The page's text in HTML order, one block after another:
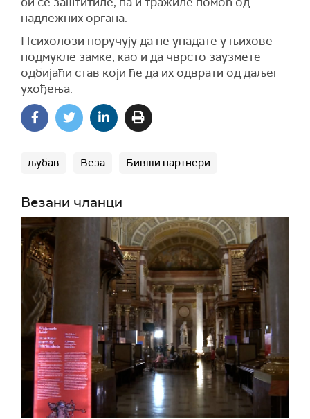
надлежних органа.
Психолози поручују да не упадате у њихове
подмукле замке, као и да чврсто заузмете
одбијаћи став који ће да их одврати од даљег
ухођења.
љубав Веза Бивши партнери
Везани чланци